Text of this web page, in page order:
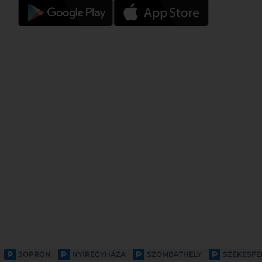
P SOPRON P NYÍREGYHÁZA P SZOMBATHELY P